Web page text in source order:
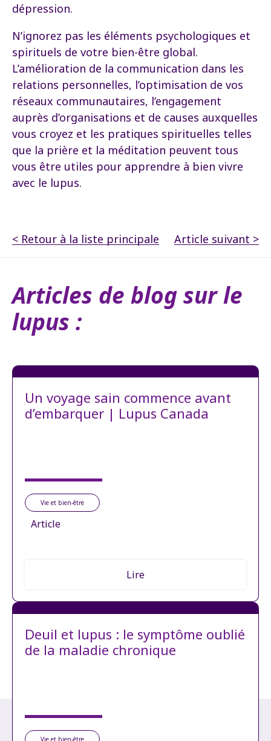
dépression.
N’ignorez pas les éléments psychologiques et
spirituels de votre bien-être global.
L’amélioration de la communication dans les
relations personnelles, l’optimisation de vos
réseaux communautaires, l’engagement
auprès d’organisations et de causes auxquelles
vous croyez et les pratiques spirituelles telles
que la prière et la méditation peuvent tous
vous être utiles pour apprendre à bien vivre
avec le lupus.
< Retour à la liste principale Article suivant >
Articles de blog sur le
lupus :
Un voyage sain commence avant
d’embarquer | Lupus Canada
Vie et bien-être
Article
Lire
Deuil et lupus : le symptôme oublié
de la maladie chronique
Vie et bien-être